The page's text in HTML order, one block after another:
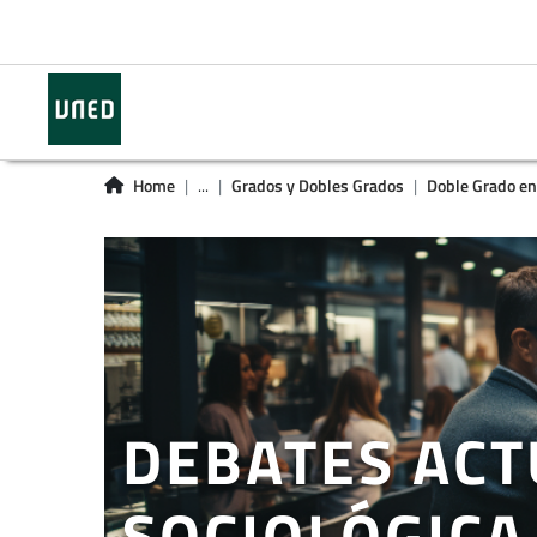
Home ... Grados y Dobles Grados Doble Grado
DEBATES